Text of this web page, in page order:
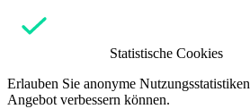
Statistische Cookies
Erlauben Sie anonyme
Angebot verbessern können.